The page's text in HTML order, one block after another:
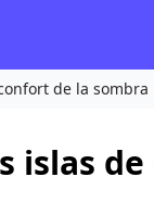
de la sombra
islas